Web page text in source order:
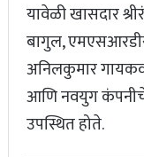
यावेळी खासदार
बागुल,
अनिलकुमार
आणि नवयुग कंपनीचे
उपस्थित होते.